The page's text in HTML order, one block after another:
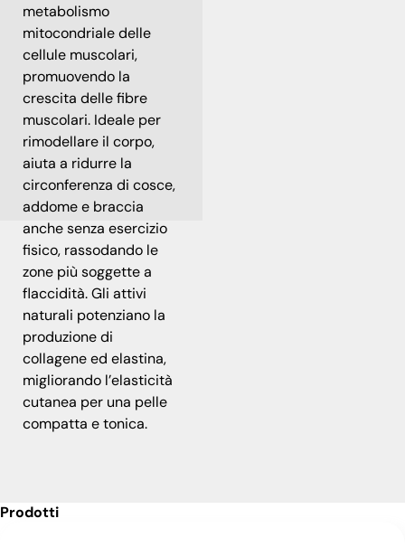
metabolismo
mitocondriale delle
cellule muscolari,
promuovendo la
crescita delle fibre
muscolari. Ideale per
rimodellare il corpo,
aiuta a ridurre la
circonferenza di cosce,
addome e braccia
anche senza esercizio
fisico, rassodando le
zone più soggette a
flaccidità. Gli attivi
naturali potenziano la
produzione di
collagene ed elastina,
migliorando l’elasticità
cutanea per una pelle
compatta e tonica.
Prodotti